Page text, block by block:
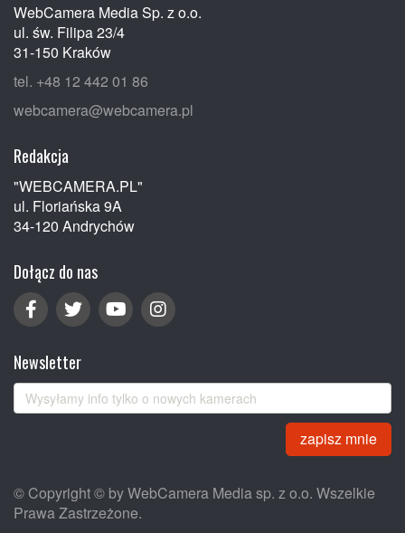
WebCamera Media Sp. z o.o.
ul. św. Filipa 23/4
31-150 Kraków
tel. +48 12 442 01 86
webcamera@webcamera.pl
Redakcja
"WEBCAMERA.PL"
ul. Floriańska 9A
34-120 Andrychów
Dołącz do nas
Newsletter
zapisz mnie
© Copyright © by WebCamera Media sp. z o.o. Wszelkie
Prawa Zastrzeżone.